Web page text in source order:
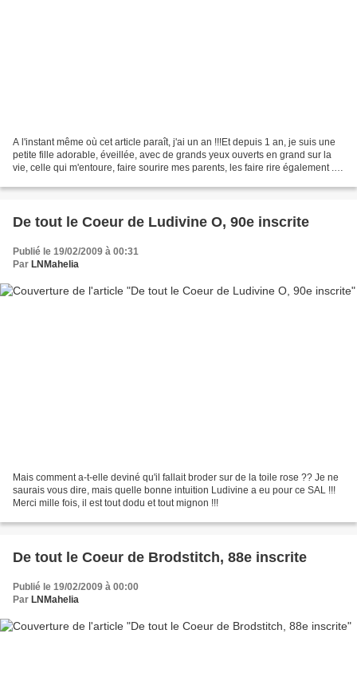
A l'instant même où cet article paraît, j'ai un an !!!Et depuis 1 an, je suis une
petite fille adorable, éveillée, avec de grands yeux ouverts en grand sur la
vie, celle qui m'entoure, faire sourire mes parents, les faire rire également ...
De tout le Coeur de Ludivine O, 90e inscrite
Publié le 19/02/2009 à 00:31
Par LNMahelia
Mais comment a-t-elle deviné qu'il fallait broder sur de la toile rose ?? Je ne
saurais vous dire, mais quelle bonne intuition Ludivine a eu pour ce SAL !!!
Merci mille fois, il est tout dodu et tout mignon !!!
De tout le Coeur de Brodstitch, 88e inscrite
Publié le 19/02/2009 à 00:00
Par LNMahelia